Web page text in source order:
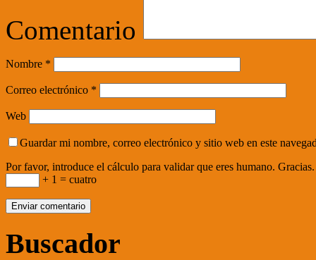
Comentario
Nombre *
Correo electrónico *
Web
Guardar mi nombre, correo electrónico y sitio web en este
Por favor, introduce el cálculo para validar que eres humano. Gracias.
+ 1 = cuatro
Buscador